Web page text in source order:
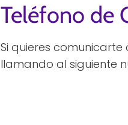
Teléfono de
Si quieres comunicarte
llamando al siguiente